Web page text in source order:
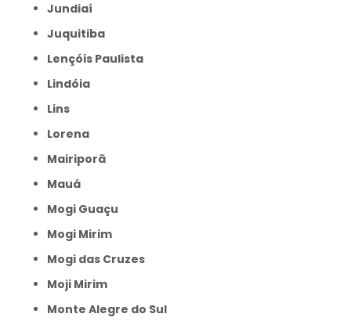
Jundiaí
Juquitiba
Lençóis Paulista
Lindóia
Lins
Lorena
Mairiporã
Mauá
Mogi Guaçu
Mogi Mirim
Mogi das Cruzes
Moji Mirim
Monte Alegre do Sul